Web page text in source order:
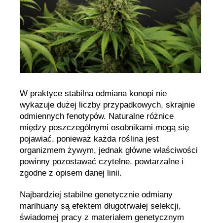
W praktyce stabilna odmiana konopi nie
wykazuje dużej liczby przypadkowych, skrajnie
odmiennych fenotypów. Naturalne różnice
między poszczególnymi osobnikami mogą się
pojawiać, ponieważ każda roślina jest
organizmem żywym, jednak główne właściwości
powinny pozostawać czytelne, powtarzalne i
zgodne z opisem danej linii.
Najbardziej stabilne genetycznie odmiany
marihuany są efektem długotrwałej selekcji,
świadomej pracy z materiałem genetycznym